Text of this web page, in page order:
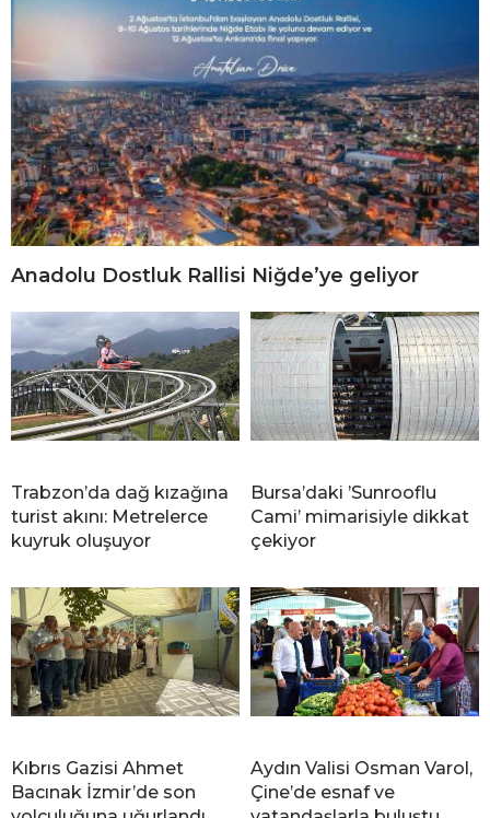
Anadolu Dostluk Rallisi Niğde’ye geliyor
Trabzon’da dağ kızağına
turist akını: Metrelerce
kuyruk oluşuyor
Bursa’daki ’Sunrooflu
Cami’ mimarisiyle dikkat
çekiyor
Kıbrıs Gazisi Ahmet
Bacınak İzmir’de son
Aydın Valisi Osman Varol,
Çine’de esnaf ve